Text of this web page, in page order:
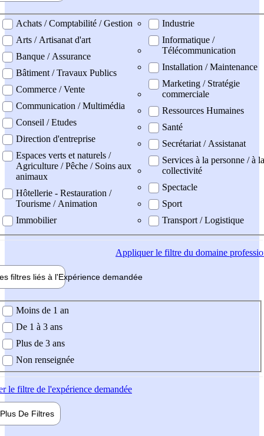
professionel
Achats / Comptabilité / Gestion
Arts / Artisanat d'art
Banque / Assurance
Bâtiment / Travaux Publics
Commerce / Vente
Communication / Multimédia
Conseil / Etudes
Direction d'entreprise
Espaces verts et naturels /
Agriculture / Pêche / Soins aux
animaux
Hôtellerie - Restauration /
Tourisme / Animation
Immobilier
Industrie
Informatique /
Télécommunication
Installation / Maintenance
Marketing / Stratégie
commerciale
Ressources Humaines
Santé
Secrétariat / Assistanat
Services à la personne / à la
collectivité
Spectacle
Sport
Transport / Logistique
Appliquerle filtre du domaine
filtres liés à l'Expérience demandée
demandée
Moins de 1 an
De 1 à 3 ans
Plus de 3 ans
Non renseignée
le filtre de l'expérience demandée
Plus De Filtres